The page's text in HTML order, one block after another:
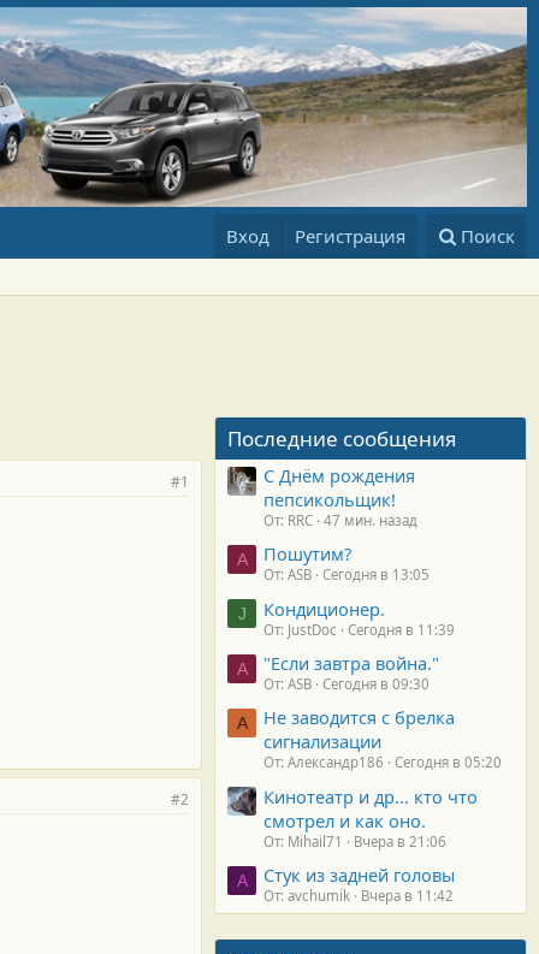
Вход Регистрация Поиск
#1
#2
Последние сообщения
С Днём рождения
пепсикольщик!
От: RRC 47 мин. назад
A Пошутим?
От: ASB Сегодня в 13:05
J Кондиционер.
От: JustDoc Сегодня в 11:39
A "Если завтра война."
От: ASB Сегодня в 09:30
А
Не заводится с брелка
сигнализации
От: Александр186 Сегодня в 05:20
Кинотеатр и др... кто что
смотрел и как оно.
От: Mihail71 Вчера в 21:06
A Стук из задней головы
От: avchumik Вчера в 11:42